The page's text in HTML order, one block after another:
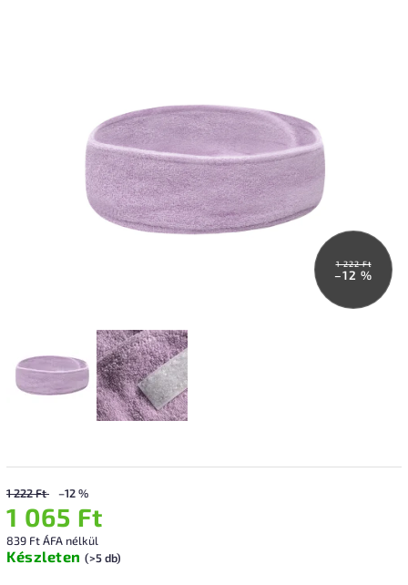
1 222 Ft
–12 %
1 222 Ft –12 %
1 065 Ft
839 Ft ÁFA nélkül
Készleten (>5 db)